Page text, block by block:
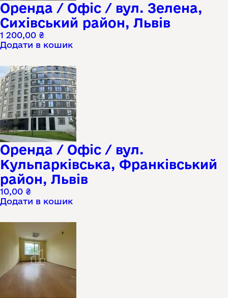
Оренда / Офіс / вул. Зелена,
Сихівський район, Львів
1 200,00 ₴
Додати в кошик
Оренда / Офіс / вул.
Кульпарківська, Франківський
район, Львів
10,00 ₴
Додати в кошик